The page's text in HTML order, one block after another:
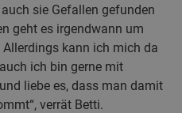
auch sie Gefallen gefunden
geht es irgendwann um
kann ich mich da
ich bin gerne mit
liebe es, dass man damit
verrät Betti.